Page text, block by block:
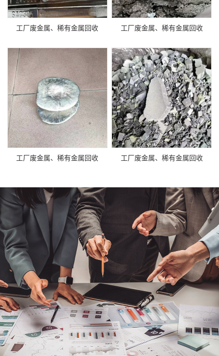
工厂废金属、稀有金属回收 工厂废金属、稀有金属回收
工厂废金属、稀有金属回收 工厂废金属、稀有金属回收